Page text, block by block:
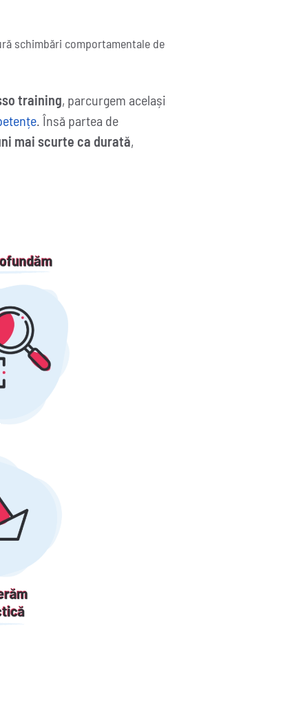
schimbări comportamentale de
training, parcurgem același
. Însă partea de
mai scurte ca durată,